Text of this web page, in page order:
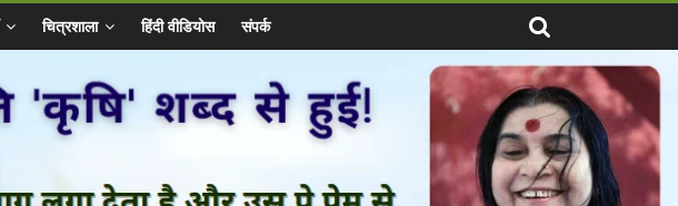
चित्रशाला हिंदी वीडियोस संपर्क